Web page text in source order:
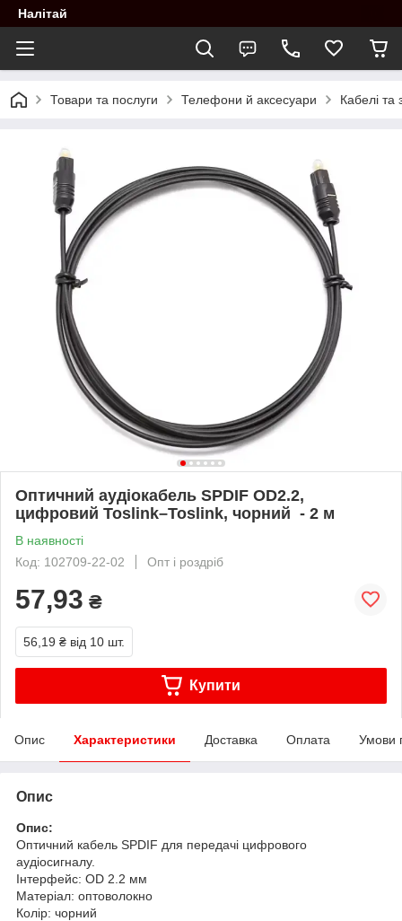
Налітай
Товари та послуги Телефони й аксесуари Кабелі та
Оптичний аудіокабель SPDIF OD2.2,
цифровий Toslink–Toslink, чорний - 2 м
В наявності
Код: 102709-22-02
Опт і роздріб
57,93 ₴
56,19 ₴ від 10 шт.
Купити
Опис Характеристики Доставка Оплата Умови
Опис
Опис:
Оптичний кабель SPDIF для передачі цифрового
аудіосигналу.
Інтерфейс: OD 2.2 мм
Матеріал: оптоволокно
Колір: чорний